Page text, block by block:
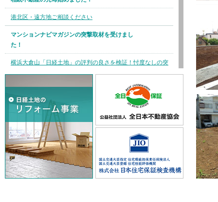
港北区・遠方地ご相談ください
マンションナビマガジンの突撃取材を受けまし
た！
横浜大倉山「日経土地」の評判の良さを検証！忖度なしの突
撃取材 | マンションナビ マガジン (t23m-navi.jp)
【販売開始】中古マンション 妙蓮寺
中古マンション 妙蓮寺を掲載しました。
【販売開始】中古戸建 片倉２丁目
中古戸建 片倉２丁目を掲載しました。
【販売開始】リノベーション 中古戸建 下末吉
リノベーション 中古戸建 下末吉を掲載しました。